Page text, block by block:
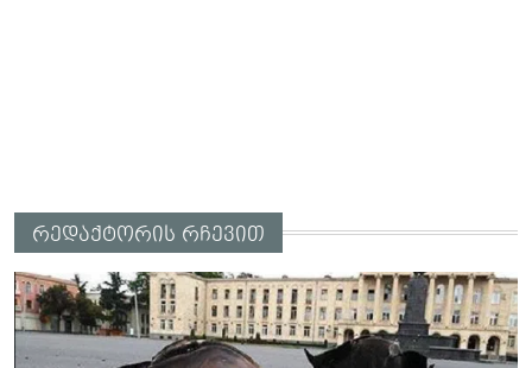
რედაქტორის რჩევით